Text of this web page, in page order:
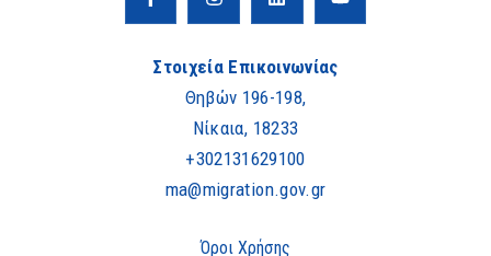
Στοιχεία Επικοινωνίας
Θηβών 196-198,
Νίκαια, 18233
+302131629100
ma@migration.gov.gr
Όροι Χρήσης